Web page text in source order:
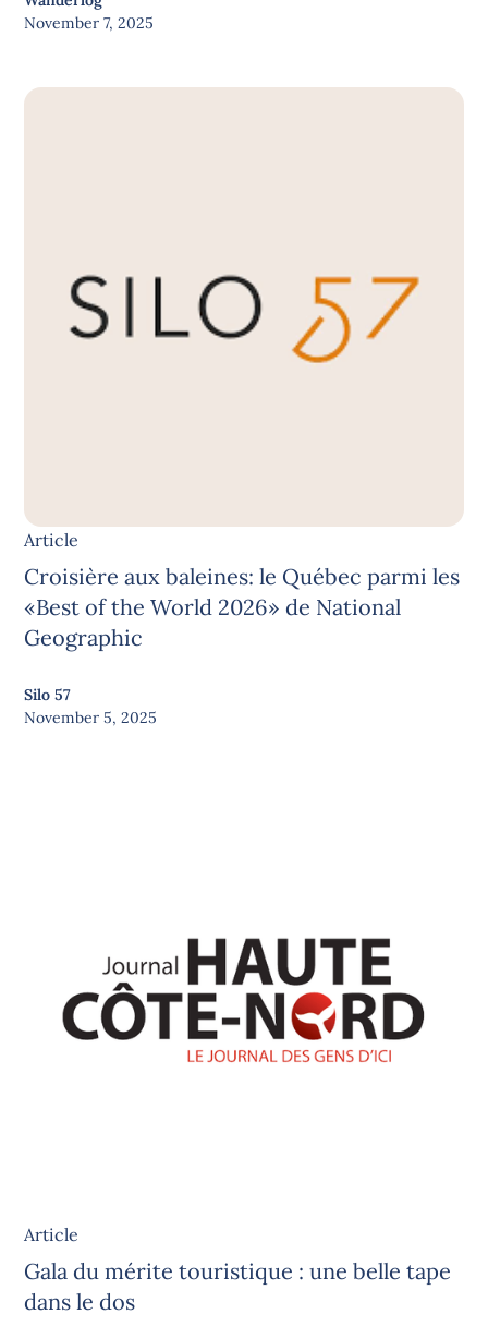
November 7, 2025
Article
Croisière aux baleines: le Québec parmi les
«Best of the World 2026» de National
Geographic
Silo 57
November 5, 2025
Article
Gala du mérite touristique : une belle tape
dans le dos